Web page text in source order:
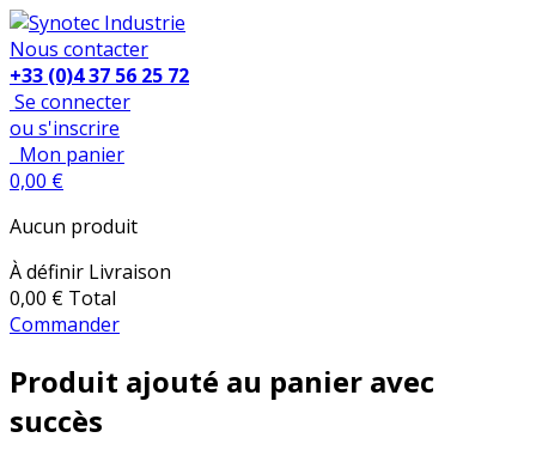
Nous contacter
+33 (0)4 37 56 25 72
Se connecter
ou s'inscrire
Mon panier
0,00 €
Aucun produit
À définir Livraison
0,00 € Total
Commander
Produit ajouté au panier avec
succès